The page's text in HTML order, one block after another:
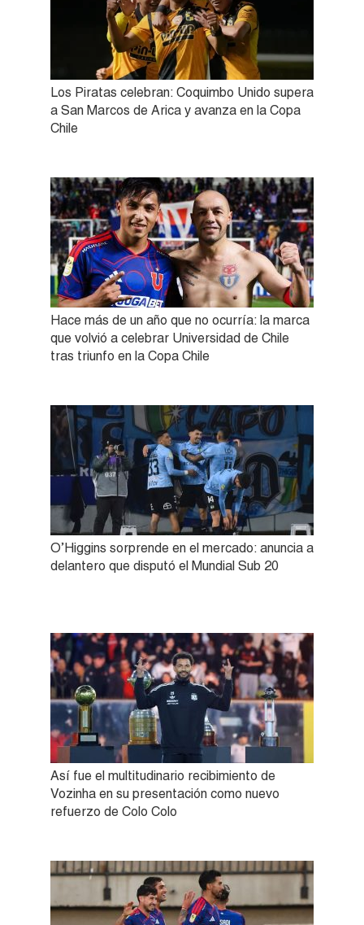
Los Piratas celebran: Coquimbo Unido supera
a San Marcos de Arica y avanza en la Copa
Chile
Hace más de un año que no ocurría: la marca
que volvió a celebrar Universidad de Chile
tras triunfo en la Copa Chile
O’Higgins sorprende en el mercado: anuncia a
delantero que disputó el Mundial Sub 20
Así fue el multitudinario recibimiento de
Vozinha en su presentación como nuevo
refuerzo de Colo Colo